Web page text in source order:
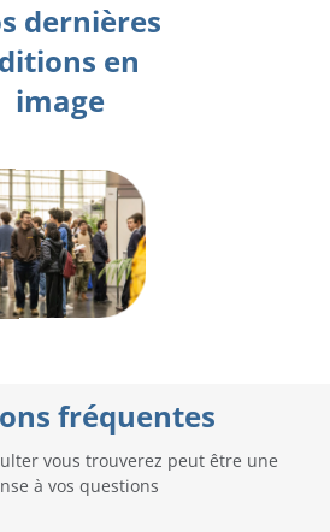
dernières
en
image
fréquentes
vous trouverez peut être une
à vos questions